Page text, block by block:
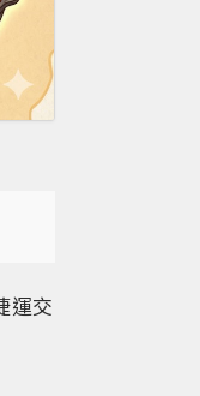
運交